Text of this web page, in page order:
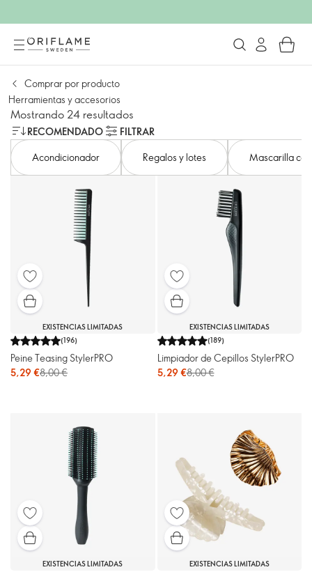
Comprar por producto
Herramientas y accesorios
Mostrando 24 resultados
RECOMENDADO
FILTRAR
Acondicionador
Regalos y lotes Mascarilla
EXISTENCIAS LIMITADAS
(196)
Peine Teasing StylerPRO
5,29 €8,00 €
EXISTENCIAS LIMITADAS
(189)
Limpiador de Cepillos StylerPRO
5,29 €8,00 €
EXISTENCIAS LIMITADAS
EXISTENCIAS LIMITADAS